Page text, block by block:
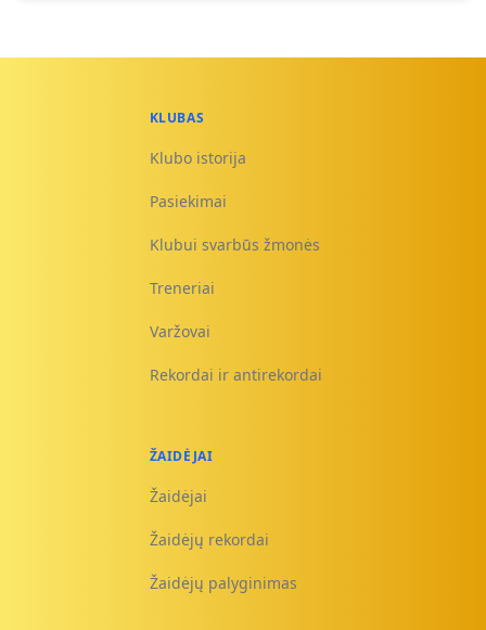
KLUBAS
Klubo istorija
Pasiekimai
Klubui svarbūs žmonės
Treneriai
Varžovai
Rekordai ir antirekordai
ŽAIDĖJAI
Žaidėjai
Žaidėjų rekordai
Žaidėjų palyginimas